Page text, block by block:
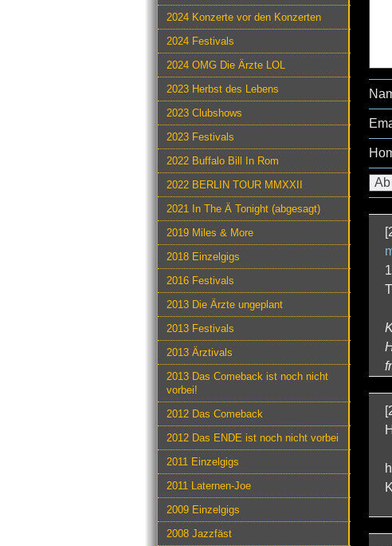
2024 Konzerte vor den Konzerten
2024 Festivals
2024 OMG Die Ärzte LOL
2023 Herbst des Lebens
2023 Clubshows
2023 Festivals
2022 Buffalo Bill In Rom
2022 BERLIN TOUR MMXXII
2021 In The Ä Tonight (abgesagt)
2019 Miles & More
2018 Einzelgigs
2016 Festivals
2013 Die Ärzte ungeplant
2013 Festivals
2013 Ärztivals
2013 Das Comeback ist noch nicht
vorbei!
2012 Das Comeback
2012 Das ENDE ist noch nicht vorbei
2011 Einzelgigs
2011 Laternen-Joe
2009 Einzelgigs
2008 Jazzfäst